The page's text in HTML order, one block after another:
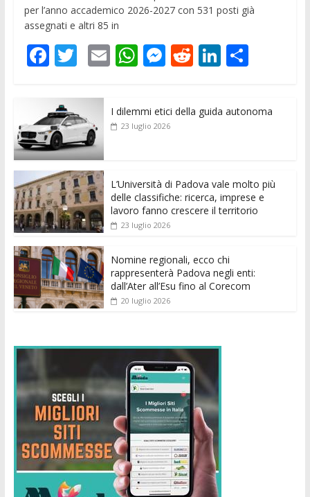
per l’anno accademico 2026-2027 con 531 posti già
assegnati e altri 85 in
F
e
b
o
o
k
T
itt
er
E
ai
l
W
s
p
M
ss
e
er
R
di
Li
e
C
di
I dilemmi etici della guida autonoma
23 luglio 2026
L’Università di Padova vale molto più
delle classifiche: ricerca, imprese e
lavoro fanno crescere il territorio
23 luglio 2026
Nomine regionali, ecco chi
rappresenterà Padova negli enti:
dall’Ater all’Esu fino al Corecom
20 luglio 2026